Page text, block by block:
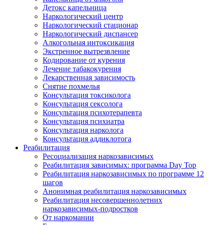
Детокс капельница
Наркологический центр
Наркологический стационар
Наркологический диспансер
Алкогольная интоксикация
Экстренное вытрезвление
Кодирование от курения
Лечение табакокурения
Лекарственная зависимость
Снятие похмелья
Консультация токсиколога
Консультация сексолога
Консультация психотерапевта
Консультация психиатра
Консультация нарколога
Консультация аддиклотога
Реабилитация
Ресоциализация наркозависимых
Реабилитация зависимых: программа Day Top
Реабилитация наркозависимых по программе 12
шагов
Анонимная реабилитация наркозависимых
Реабилитация несовершеннолетних
наркозависимых-подростков
От наркомании